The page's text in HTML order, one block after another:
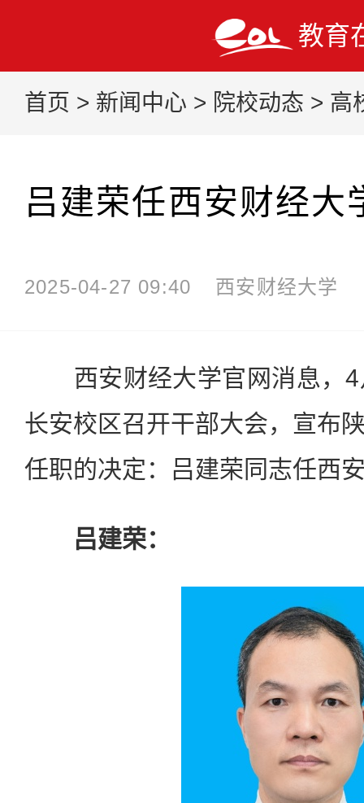
教育
首页 > 新闻中心 > 院校动态 > 高
吕建荣任西安财经大
2025-04-27 09:40 西安财经大学
西安财经大学官网消息，4
长安校区召开干部大会，宣布
任职的决定：吕建荣同志任西
吕建荣：